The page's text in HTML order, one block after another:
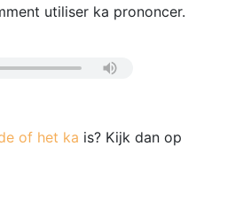
utiliser ka prononcer.
of het ka is? Kijk dan op